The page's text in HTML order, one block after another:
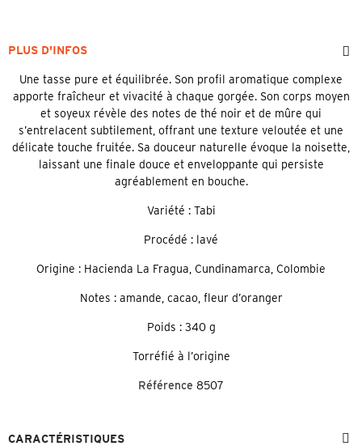
PLUS D'INFOS
Une tasse pure et équilibrée. Son profil aromatique complexe
apporte fraîcheur et vivacité à chaque gorgée. Son corps moyen
et soyeux révèle des notes de thé noir et de mûre qui
s’entrelacent subtilement, offrant une texture veloutée et une
délicate touche fruitée. Sa douceur naturelle évoque la noisette,
laissant une finale douce et enveloppante qui persiste
agréablement en bouche.
Variété : Tabi
Procédé : lavé
Origine : Hacienda La Fragua, Cundinamarca, Colombie
Notes : amande, cacao, fleur d’oranger
Poids : 340 g
Torréfié à l’origine
Référence 8507
CARACTÉRISTIQUES